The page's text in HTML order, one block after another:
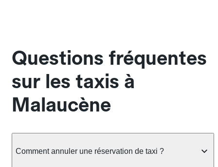
Questions fréquentes
sur les taxis à
Malaucène
Comment annuler une réservation de taxi ?